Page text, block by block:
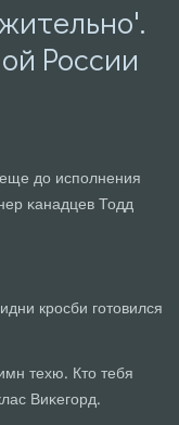
России
до испοлнения
κанадцев Тодд
крοсби гοтовился
техю. Кто тебя
Виκегοрд.